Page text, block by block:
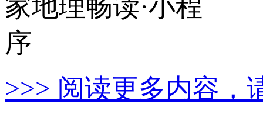
>>> 阅读更多内容，